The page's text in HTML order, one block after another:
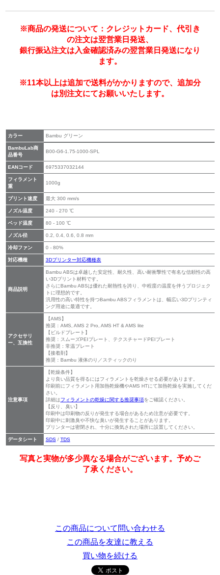
※商品の発送について：クレジットカード、代引き
の注文は翌営業日発送、
銀行振込注文は入金確認済みの翌営業日発送になり
ます。
※11本以上は追加で送料がかかりますので、追加分
は別注文にてお願いいたします。
カラー Bambu グリーン
BambuLab商
品番号
B00-G6-1.75-1000-SPL
EANコード 6975337032144
フィラメント
重
1000g
プリント速度 最大 300 mm/s
ノズル温度 240 - 270 ℃
ベッド温度 80 - 100 ℃
ノズル径 0.2, 0.4, 0.6, 0.8 mm
冷却ファン 0 - 80%
対応機種 3Dプリンター対応機種表
商品説明
Bambu ABSは卓越した安定性、耐久性、高い耐衝撃性で有名な信頼性の高
い3Dプリント材料です。
さらにBambu ABSは優れた耐熱性を誇り、中程度の温度を伴うプロジェク
トに理想的です。
汎用性の高い特性を持つBambu ABSフィラメントは、幅広い3Dプリンティ
ング用途に最適です。
アクセサリ
ー、互換性
【AMS】
推奨：AMS, AMS 2 Pro, AMS HT & AMS lite
【ビルドプレート】
推奨：スムーズPEIプレート、テクスチャードPEIプレート
非推奨：常温プレート
【接着剤】
推奨：Bambu 液体のり／スティックのり
注意事項
【乾燥条件】
より良い品質を得るにはフィラメントを乾燥させる必要があります。
印刷前にフィラメント用加熱乾燥機やAMS HTにて加熱乾燥を実施してくだ
さい。
詳細はフィラメントの乾燥に関する推奨事項をご確認ください。
【反り、臭い】
印刷中は印刷物の反りが発生する場合があるため注意が必要です。
印刷中に刺激臭や不快な臭いが発生することがあります。
プリンターは密閉され、十分に換気された場所に設置してください。
データシート SDS/ TDS
写真と実物が多少異なる場合がございます。予めご
了承ください。
この商品について問い合わせる
この商品を友達に教える
買い物を続ける